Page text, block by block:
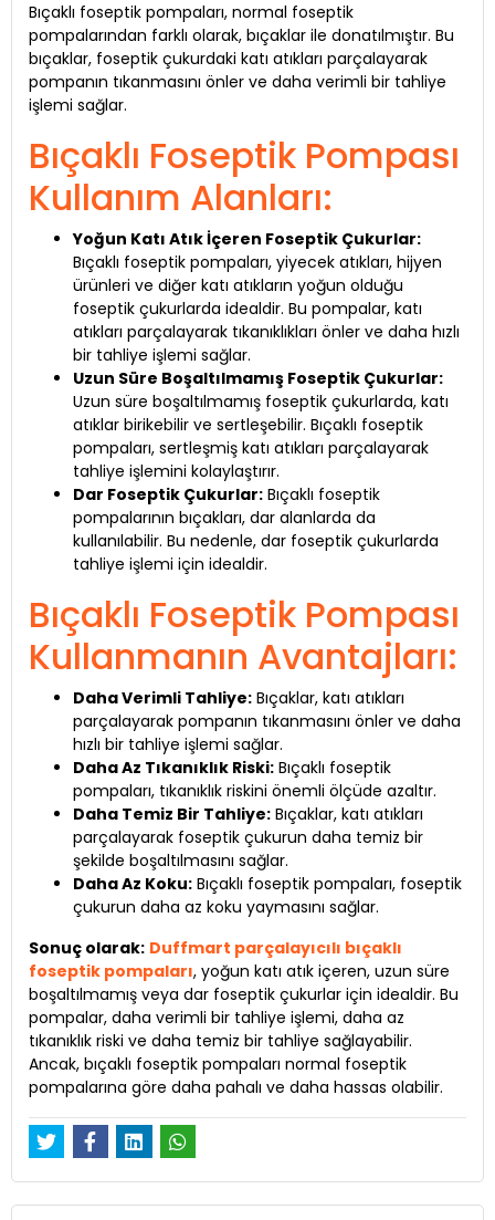
Bıçaklı foseptik pompaları, normal foseptik
pompalarından farklı olarak, bıçaklar ile donatılmıştır. Bu
bıçaklar, foseptik çukurdaki katı atıkları parçalayarak
pompanın tıkanmasını önler ve daha verimli bir tahliye
işlemi sağlar.
Bıçaklı Foseptik Pompası
Kullanım Alanları:
Yoğun Katı Atık İçeren Foseptik Çukurlar:
Bıçaklı foseptik pompaları, yiyecek atıkları, hijyen
ürünleri ve diğer katı atıkların yoğun olduğu
foseptik çukurlarda idealdir. Bu pompalar, katı
atıkları parçalayarak tıkanıklıkları önler ve daha hızlı
bir tahliye işlemi sağlar.
Uzun Süre Boşaltılmamış Foseptik Çukurlar:
Uzun süre boşaltılmamış foseptik çukurlarda, katı
atıklar birikebilir ve sertleşebilir. Bıçaklı foseptik
pompaları, sertleşmiş katı atıkları parçalayarak
tahliye işlemini kolaylaştırır.
Dar Foseptik Çukurlar: Bıçaklı foseptik
pompalarının bıçakları, dar alanlarda da
kullanılabilir. Bu nedenle, dar foseptik çukurlarda
tahliye işlemi için idealdir.
Bıçaklı Foseptik Pompası
Kullanmanın Avantajları:
Daha Verimli Tahliye: Bıçaklar, katı atıkları
parçalayarak pompanın tıkanmasını önler ve daha
hızlı bir tahliye işlemi sağlar.
Daha Az Tıkanıklık Riski: Bıçaklı foseptik
pompaları, tıkanıklık riskini önemli ölçüde azaltır.
Daha Temiz Bir Tahliye: Bıçaklar, katı atıkları
parçalayarak foseptik çukurun daha temiz bir
şekilde boşaltılmasını sağlar.
Daha Az Koku: Bıçaklı foseptik pompaları, foseptik
çukurun daha az koku yaymasını sağlar.
Sonuç olarak: Duffmart parçalayıcılı bıçaklı
foseptik pompaları, yoğun katı atık içeren, uzun süre
boşaltılmamış veya dar foseptik çukurlar için idealdir. Bu
pompalar, daha verimli bir tahliye işlemi, daha az
tıkanıklık riski ve daha temiz bir tahliye sağlayabilir.
Ancak, bıçaklı foseptik pompaları normal foseptik
pompalarına göre daha pahalı ve daha hassas olabilir.